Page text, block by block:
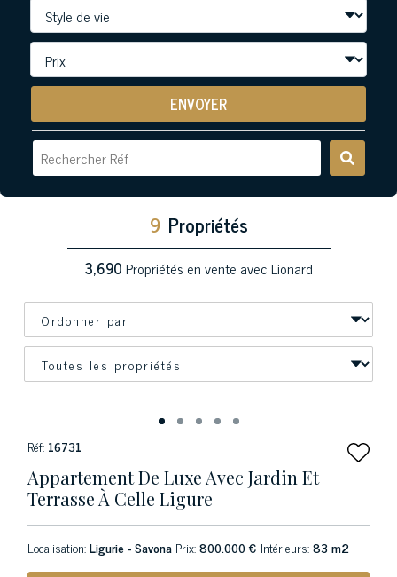
ENVOYER
9 Propriétés
3,690Propriétés en vente avec Lionard
Réf: 16731
Appartement De Luxe Avec Jardin Et
Terrasse À Celle Ligure
Localisation:Ligurie - Savona Prix:800.000 € Intérieurs:83 m2